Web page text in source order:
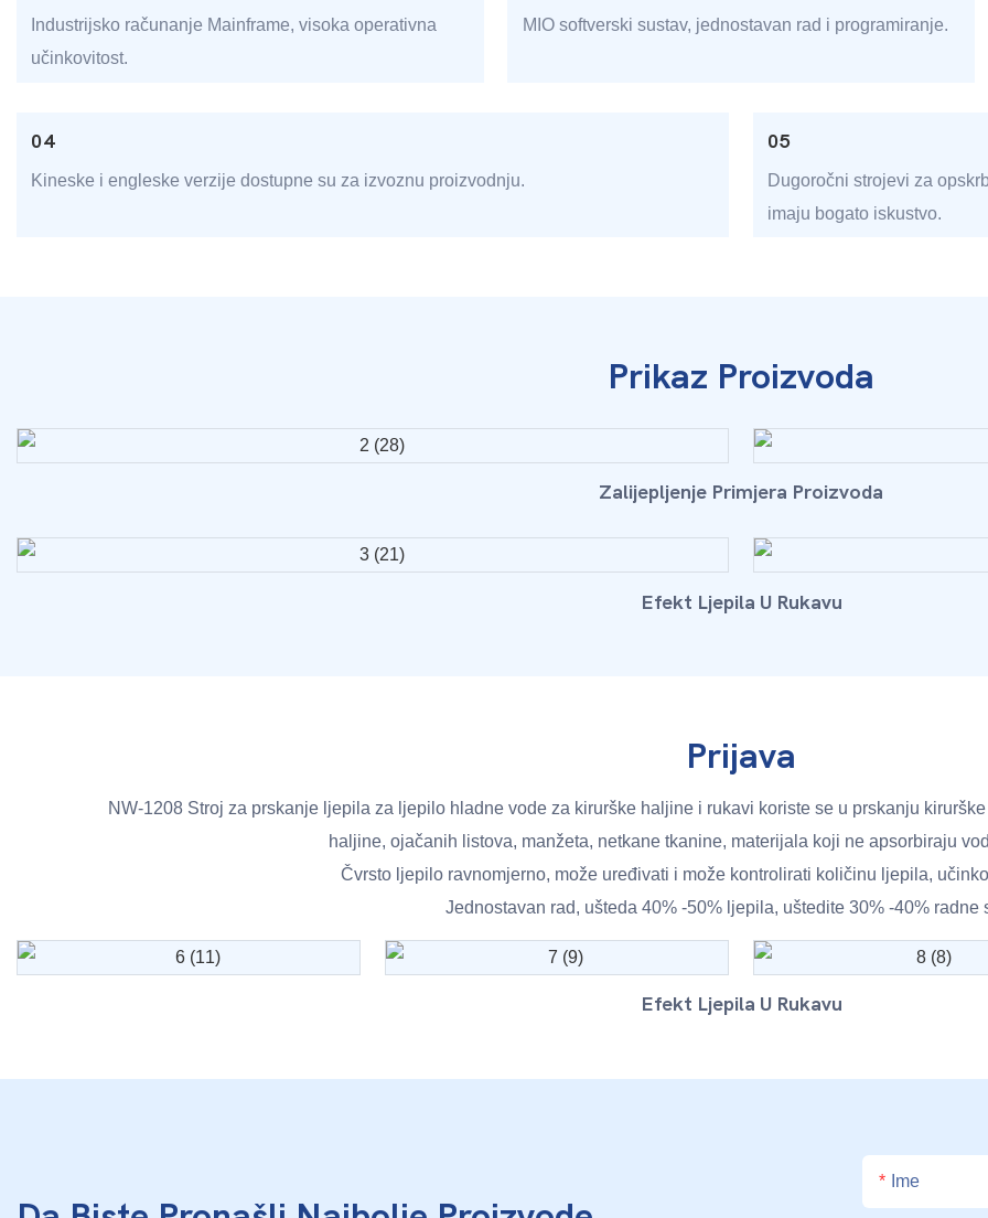
Industrijsko računanje Mainframe, visoka operativna
učinkovitost.
MIO softverski sustav, jednostavan rad i programiranje.
04
Kineske i engleske verzije dostupne su za izvoznu proizvodnju.
05
Dugoročni strojevi za
imaju bogato iskustvo.
Prikaz Proizvoda
Zalijepljenje Primjera Proizvoda
Efekt Ljepila U Rukavu
Prijava
NW-1208 Stroj za prskanje ljepila za ljepilo hladne vode za kirurške haljine i rukavi koriste se u prskanju
haljine, ojačanih listova, manžeta, netkane tkanine, materijala koji ne apsorbiraju
Čvrsto ljepilo ravnomjerno, može uređivati ​​i može kontrolirati količinu ljepila,
Jednostavan rad, ušteda 40% -50% ljepila, uštedite 30% -40% radne
Efekt Ljepila U Rukavu
Ime